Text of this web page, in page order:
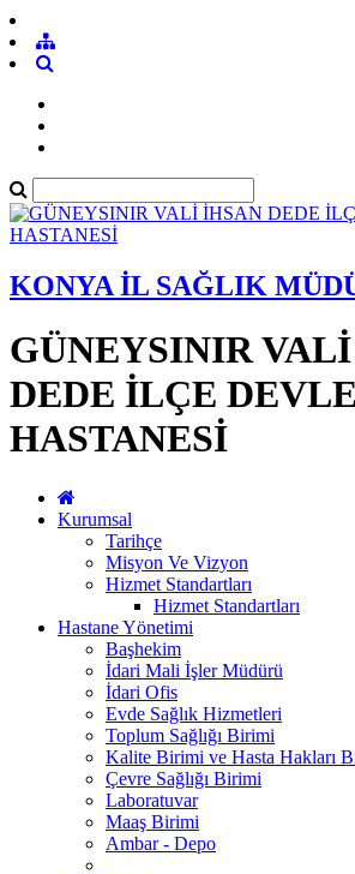
KONYA İL SAĞLIK
GÜNEYSINIR
DEDE İLÇE
HASTANESİ
Kurumsal
Tarihçe
Misyon Ve Vizyon
Hizmet Standartları
Hizmet Standartları
Hastane Yönetimi
Başhekim
İdari Mali İşler Müdürü
İdari Ofis
Evde Sağlık Hizmetleri
Toplum Sağlığı Birimi
Kalite Birimi ve Hasta Hakları
Çevre Sağlığı Birimi
Laboratuvar
Maaş Birimi
Ambar - Depo